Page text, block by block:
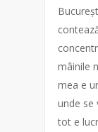
mâinile
mea e
unde se
tot e